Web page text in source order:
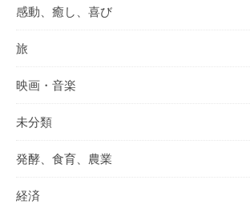
感動、癒し、喜び
旅
映画・音楽
未分類
発酵、食育、農業
経済